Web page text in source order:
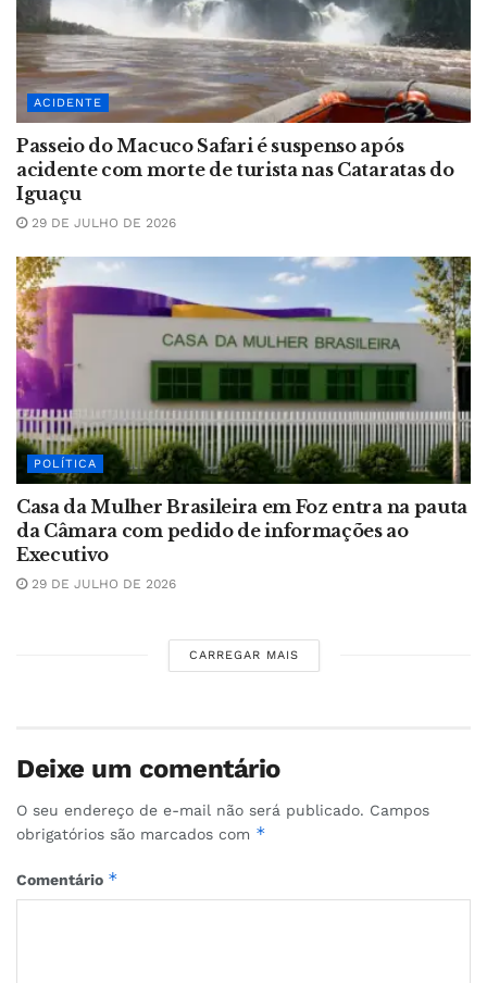
ACIDENTE
Passeio do Macuco Safari é suspenso após
acidente com morte de turista nas Cataratas do
Iguaçu
29 DE JULHO DE 2026
POLÍTICA
Casa da Mulher Brasileira em Foz entra na pauta
da Câmara com pedido de informações ao
Executivo
29 DE JULHO DE 2026
CARREGAR MAIS
Deixe um comentário
O seu endereço de e-mail não será publicado. Campos
obrigatórios são marcados com *
Comentário *